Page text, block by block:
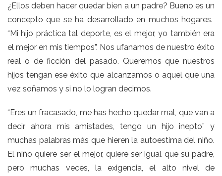
¿Ellos deben hacer quedar bien a un padre? Bueno es un
concepto que se ha desarrollado en muchos hogares.
“Mi hijo práctica tal deporte, es el mejor, yo también era
el mejor en mis tiempos”. Nos ufanamos de nuestro éxito
real o de ficción del pasado. Queremos que nuestros
hijos tengan ese éxito que alcanzamos o aquel que una
vez soñamos y si no lo logran decimos.
“Eres un fracasado, me has hecho quedar mal, que van a
decir ahora mis amistades, tengo un hijo inepto” y
muchas palabras más que hieren la autoestima del niño.
El niño quiere ser el mejor, quiere ser igual que su padre,
pero muchas veces, la exigencia, el alto nivel de